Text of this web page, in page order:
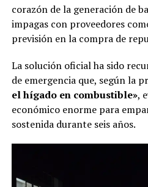
corazón de la generación de
impagas con proveedores
previsión en la compra de
La solución oficial ha sido
de emergencia que, según la
el hígado en combustible»,
económico enorme para
sostenida durante seis años.